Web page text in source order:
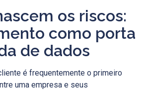
os riscos:
como porta
de dados
é frequentemente o primeiro
uma empresa e seus